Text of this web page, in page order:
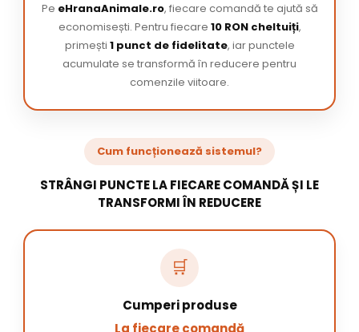
Pe eHranaAnimale.ro, fiecare comandă te ajută să
economisești. Pentru fiecare 10 RON cheltuiți,
primești 1 punct de fidelitate, iar punctele
acumulate se transformă în reducere pentru
comenzile viitoare.
Cum funcționează sistemul?
STRÂNGI PUNCTE LA FIECARE COMANDĂ ȘI LE
TRANSFORMI ÎN REDUCERE
🛒
Cumperi produse
La fiecare comandă